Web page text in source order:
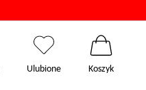
Ulubione Koszyk